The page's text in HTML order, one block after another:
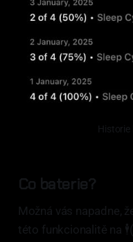
Historie
Co baterie?
Možná vás napadne,
této funkcionalitě na